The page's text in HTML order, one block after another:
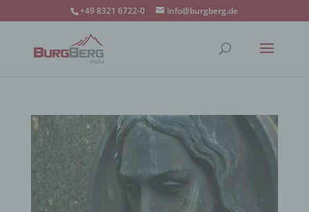
+49 8321 6722-0 info@burgberg.de